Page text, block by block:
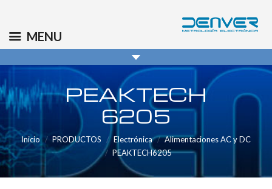
info@denver.es
PEAKTECH
6205
Inicio PRODUCTOS Electrónica
Alimentaciones AC y DC
PEAKTECH6205
MENU